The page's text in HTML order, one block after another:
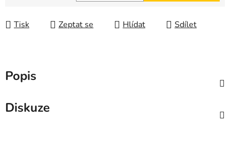
Tisk Zeptat se Hlídat Sdílet
Popis
Diskuze